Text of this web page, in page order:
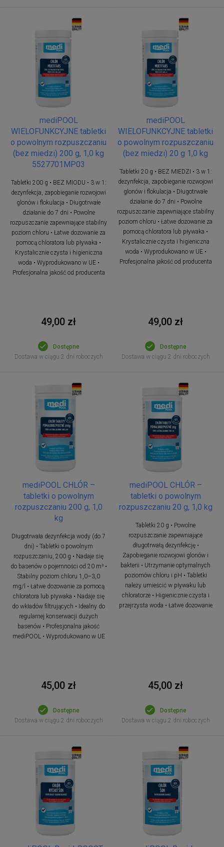
mediPOOL
WIELOFUNKCYJNE tabletki
o powolnym rozpuszczaniu
(bez miedzi) 200 g, 1,0 kg
5527701MP03
Tabletki 200 g • BEZ MIODU • 3 w 1:
dezynfekcja, zapobieganie rozwojowi
glonów i flokulacja • Długotrwałe
działanie do 7 dni • Powolne
rozpuszczanie zapewniające stabilny
poziom chloru • Łatwe dozowanie za
pomocą chloratora lub pływaka •
Krystalicznie czysta i higieniczna
woda • Wyprodukowano w UE •
Profesjonalna jakość od producenta
49,00 zł
Dostępne
Dostawa w ciągu 2 dni roboczych
mediPOOL
WIELOFUNKCYJNE tabletki
o powolnym rozpuszczaniu
(bez miedzi) 20 g 1,0 kg
Tabletki 20 g • BEZ MIEDZI • 3 w 1:
dezynfekcja, zapobieganie rozwojowi
glonów i flokulacja • Długotrwałe
działanie do 7 dni • Powolne
rozpuszczanie zapewniające stabilny
poziom chloru • Łatwe dozowanie za
pomocą chloratora lub pływaka •
Krystalicznie czysta i higieniczna
woda • Wyprodukowano w UE •
Profesjonalna jakość od producenta
49,00 zł
Dostępne
Dostawa w ciągu 2 dni roboczych
mediPOOL CHLÓR –
tabletki o powolnym
rozpuszczaniu 200 g, 1,0
kg
Długotrwała dezynfekcja wody (do 7
dni) • Tabletki o powolnym
rozpuszczaniu, 200 g • Nadaje się
do basenów o pojemności od 20 m³ •
Stabilny poziom chloru 1,0–3,0
mg/l • Łatwe dozowanie za pomocą
chloratora lub pływaka • Nadaje się
do wkładów filtrujących • Idealny do
regularnej konserwacji dużych
basenów • Profesjonalna jakość
mediPOOL • Wyprodukowano w UE
45,00 zł
Dostępne
Dostawa w ciągu 2 dni roboczych
mediPOOL CHLÓR –
tabletki o powolnym
rozpuszczaniu 20 g, 1,0 kg
Tabletki 20 g • Powolne
rozpuszczanie zapewniające
długotrwałą dezynfekcję •
Zapobieganie rozwojowi glonów i
bakterii • Utrzymanie optymalnych
poziomów chloru i pH • Tabletki
należy umieścić w pływaku lub
chloratorze • Higienicznie czysta i
przejrzysta woda • Łatwe dozowanie
45,00 zł
Dostępne
Dostawa w ciągu 2 dni roboczych